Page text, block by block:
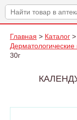
Главная > Каталог >
30г